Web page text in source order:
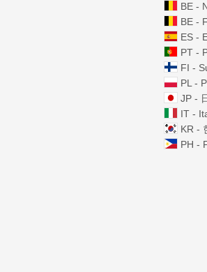
BE -
BE -
ES -
PT -
FI -
PL -
JP -
IT -
KR -
PH -